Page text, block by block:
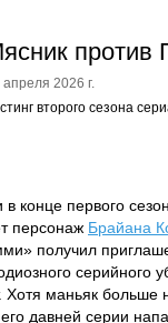
против
апреля 2026 г.
второго сезона
конце первого
персонаж Брайана
получил
серийного
Хотя маньяк
давней серии